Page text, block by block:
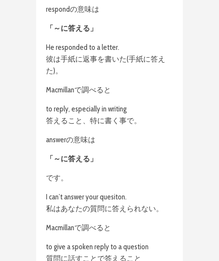
respondの意味は
「～に答える」
He responded to a letter.
彼は手紙に返事を書いた(手紙に答え
た)。
Macmillanで調べると
to reply, especially in writing
答えること、特に書く事で。
answerの意味は
「～に答える」
です。
I can’t answer your quesiton.
私はあなたの質問に答えられない。
Macmillanで調べると
to give a spoken reply to a question
質問に話すことで答えること